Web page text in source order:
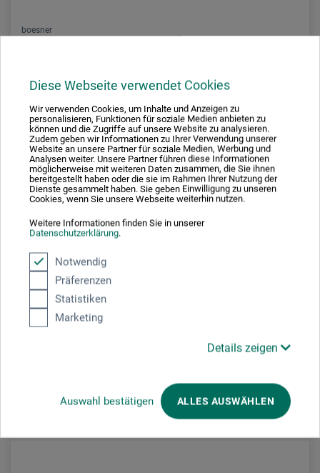
Diese Webseite verwendet Cookies
Wir verwenden Cookies, um Inhalte und Anzeigen zu
personalisieren, Funktionen für soziale Medien anbieten zu
können und die Zugriffe auf unsere Website zu analysieren.
Zudem geben wir Informationen zu Ihrer Verwendung unserer
Website an unsere Partner für soziale Medien, Werbung und
Analysen weiter. Unsere Partner führen diese Informationen
möglicherweise mit weiteren Daten zusammen, die Sie ihnen
bereitgestellt haben oder die sie im Rahmen Ihrer Nutzung der
Dienste gesammelt haben. Sie geben Einwilligung zu unseren
Cookies, wenn Sie unsere Webseite weiterhin nutzen.
Weitere Informationen finden Sie in unserer
Datenschutzerklärung.
Notwendig
Präferenzen
Statistiken
Marketing
Details zeigen
Auswahl bestätigen ALLES AUSWÄHLEN
boesner
À partir de19.20 CHF